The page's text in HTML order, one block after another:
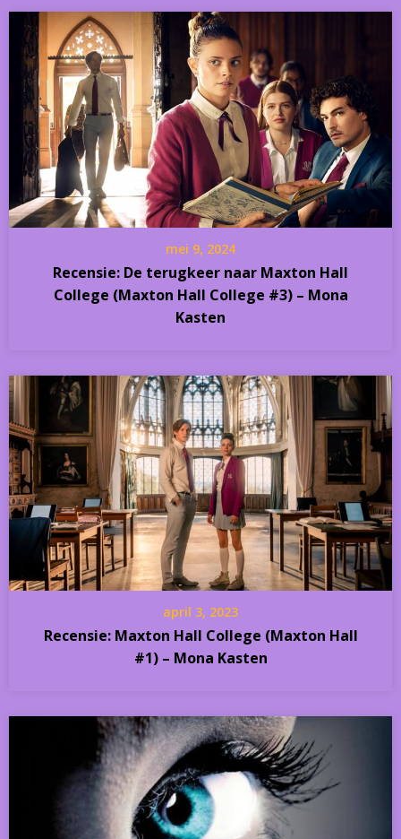
mei 9, 2024
Recensie: De terugkeer naar Maxton Hall
College (Maxton Hall College #3) – Mona
Kasten
april 3, 2023
Recensie: Maxton Hall College (Maxton Hall
#1) – Mona Kasten